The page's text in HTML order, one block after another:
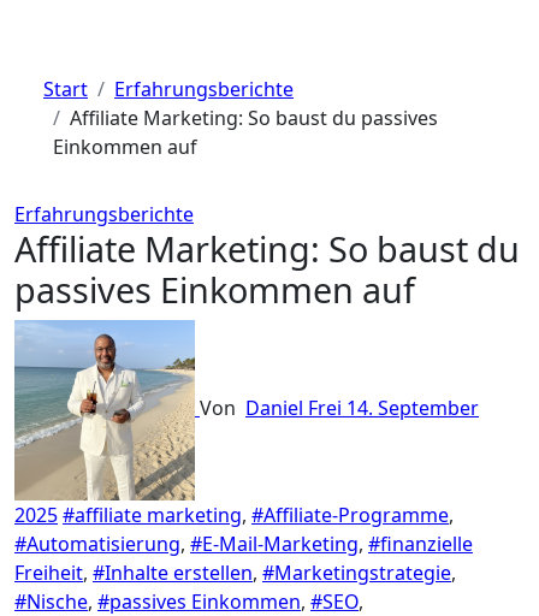
Start
Erfahrungsberichte
Affiliate Marketing: So baust du passives
Einkommen auf
Erfahrungsberichte
Affiliate Marketing: So baust du
passives Einkommen auf
Von Daniel Frei 14. September
2025#affiliate marketing, #Affiliate-Programme,
#Automatisierung, #E-Mail-Marketing, #finanzielle
Freiheit, #Inhalte erstellen, #Marketingstrategie,
#Nische, #passives Einkommen, #SEO,